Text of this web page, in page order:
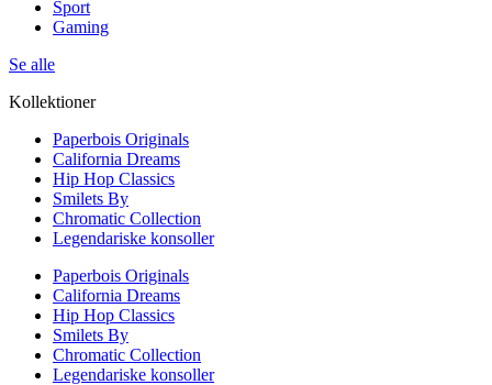
Sport
Gaming
Se alle
Kollektioner
Paperbois Originals
California Dreams
Hip Hop Classics
Smilets By
Chromatic Collection
Legendariske konsoller
Paperbois Originals
California Dreams
Hip Hop Classics
Smilets By
Chromatic Collection
Legendariske konsoller